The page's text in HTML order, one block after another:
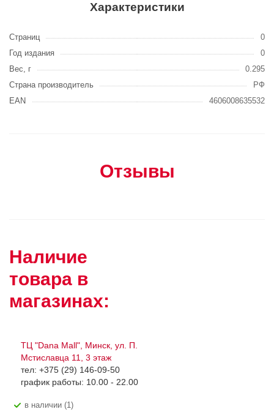
Характеристики
Страниц
0
Год издания
0
Вес, г
0.295
Страна производитель
РФ
EAN
4606008635532
Отзывы
Наличие
товара в
магазинах:
ТЦ "Dana Mall", Минск, ул. П.
Мстиславца 11, 3 этаж
тел: +375 (29) 146-09-50
график работы: 10.00 - 22.00
В наличии (1)